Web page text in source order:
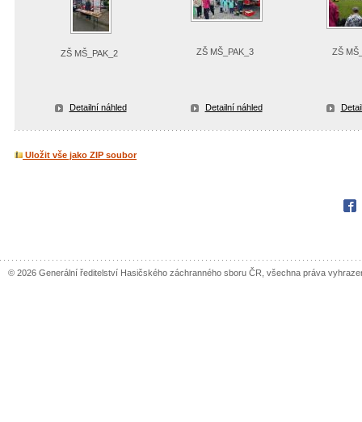
ZŠ MŠ_PAK_2
Detailní náhled
ZŠ MŠ_PAK_3
Detailní náhled
ZŠ
Uložit vše jako ZIP soubor
© 2026 Generální ředitelství Hasičského záchranného sboru ČR, všechna práva